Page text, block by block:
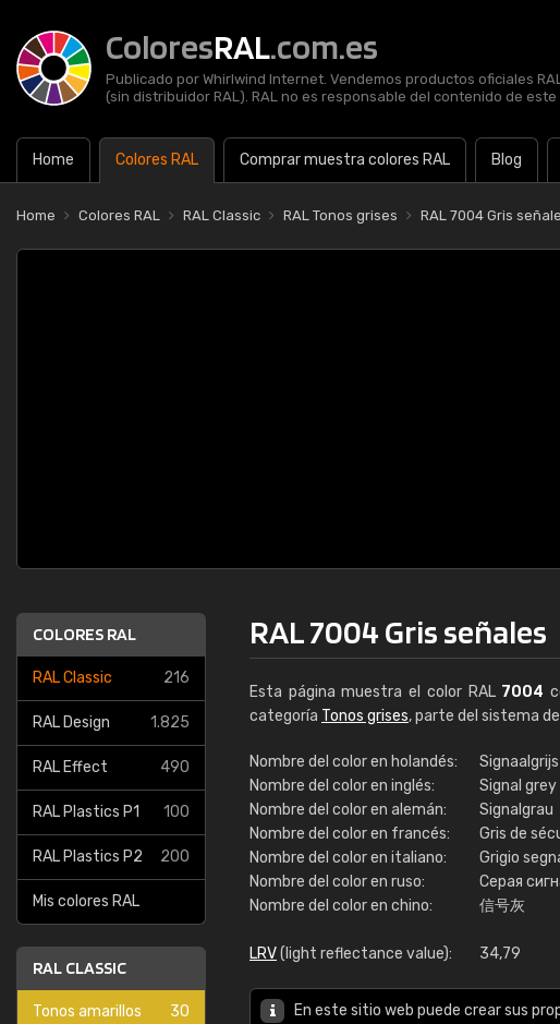
ColoresRAL.com.es
Publicado por Whirlwind Internet. Vendemos productos oficiales
(sin distribuidor RAL). RAL no es responsable del contenido de este
Home Colores RAL Comprar muestra colores RAL Blog
Home Colores RAL RAL Classic RAL Tonos grises RAL 7004 Gris
COLORES RAL
RAL Classic 216
RAL Design 1.825
RAL Effect 490
RAL Plastics P1 100
RAL Plastics P2 200
Mis colores RAL
RAL CLASSIC
Tonos amarillos 30
RAL 7004 Gris señales
Esta página muestra el color RAL 7004
categoría Tonos grises, parte del sistema
Nombre del color en holandés:
Signaalgrijs
Nombre del color en inglés:
Signal grey
Nombre del color en alemán:
Signalgrau
Nombre del color en francés:
Gris de
Nombre del color en italiano:
Grigio
Nombre del color en ruso:
Серая
Nombre del color en chino:
信号灰
LRV(light reflectance value): 34,79
En este sitio web puede crear sus